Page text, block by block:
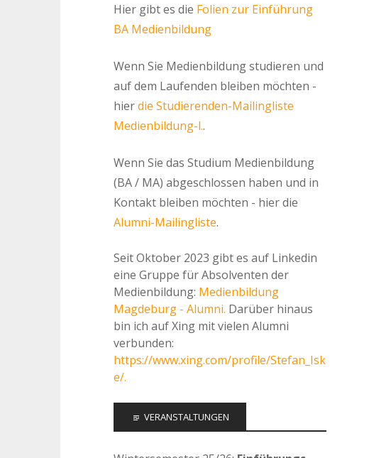
Hier gibt es die Folien zur Einführung
BA Medienbildung
Wenn Sie Medienbildung studieren und
auf dem Laufenden bleiben möchten -
hierdie Studierenden-Mailingliste
Medienbildung-l..
Wenn Sie das Studium Medienbildung
(BA / MA) abgeschlossen haben und in
Kontakt bleiben möchten - hier die
Alumni-Mailingliste.
Seit Oktober 2023 gibt es auf Linkedin
eine Gruppe für Absolventen der
Medienbildung: Medienbildung
Magdeburg - Alumni. Darüber hinaus
bin ich auf Xing mit vielen Alumni
verbunden:
https://www.xing.com/profile/Stefan_Isk
e/.
VERANSTALTUNGEN